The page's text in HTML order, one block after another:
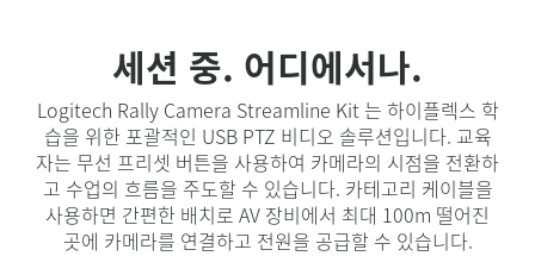
세션 중. 어디에서나.
Logitech Rally Camera Streamline Kit 는 하이플렉스 학
습을 위한 포괄적인 USB PTZ 비디오 솔루션입니다. 교육
자는 무선 프리셋 버튼을 사용하여 카메라의 시점을 전환하
고 수업의 흐름을 주도할 수 있습니다. 카테고리 케이블을
사용하면 간편한 배치로 AV 장비에서 최대 100m 떨어진
곳에 카메라를 연결하고 전원을 공급할 수 있습니다.